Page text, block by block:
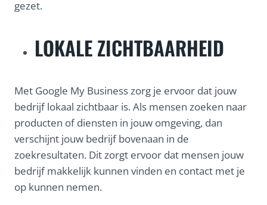
gezet.
LOKALE ZICHTBAARHEID
Met Google My Business zorg je ervoor dat jouw
bedrijf lokaal zichtbaar is. Als mensen zoeken naar
producten of diensten in jouw omgeving, dan
verschijnt jouw bedrijf bovenaan in de
zoekresultaten. Dit zorgt ervoor dat mensen jouw
bedrijf makkelijk kunnen vinden en contact met je
op kunnen nemen.